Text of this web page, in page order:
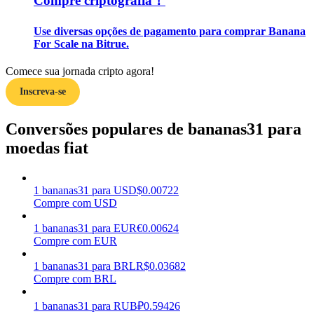
Ganhar
Ganhe recompensas competitivas diariamente
Use diversas opções de pagamento para comprar Banana
For Scale na Bitrue.
Comece sua jornada cripto agora!
Inscreva-se
Conversões populares de bananas31 para
moedas fiat
1 bananas31 para USD$0.00722
Compre com USD
1 bananas31 para EUR€0.00624
Compre com EUR
1 bananas31 para BRLR$0.03682
Compre com BRL
1 bananas31 para RUB₽0.59426